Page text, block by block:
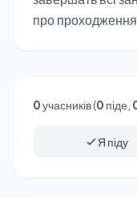
про
0учасників (0 піде,
Я піду